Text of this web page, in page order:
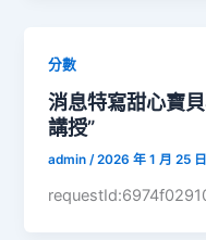
分數
消息特寫甜心寶
講授”
admin/2026 年 1 月 25 日